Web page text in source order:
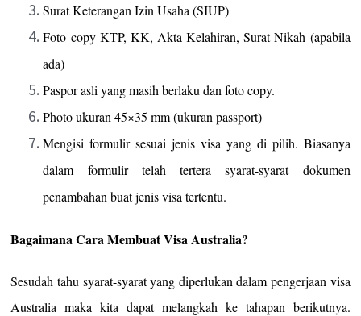
Surat Keterangan Izin Usaha (SIUP)
Foto copy KTP, KK, Akta Kelahiran, Surat Nikah (apabila
ada)
Paspor asli yang masih berlaku dan foto copy.
Photo ukuran 45×35 mm (ukuran passport)
Mengisi formulir sesuai jenis visa yang di pilih. Biasanya
dalam formulir telah tertera syarat-syarat dokumen
penambahan buat jenis visa tertentu.
Bagaimana Cara Membuat Visa Australia?
Sesudah tahu syarat-syarat yang diperlukan dalam pengerjaan visa
Australia maka kita dapat melangkah ke tahapan berikutnya.